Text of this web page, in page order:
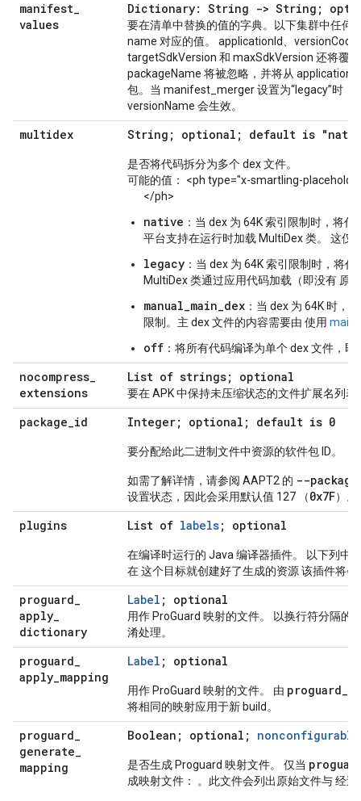
manifest_
values
Dictionary: String -> String;
要在清单中替换的值的字典。以下集群中任何
name 对应的值。 applicationId、
targetSdkVersion 和 maxSdkVersion 还将覆
packageName 将被忽略，并将从
包。当 manifest_merger 设置为“legacy”时，
versionName 会生效。
multidex String; optional; default is
是否将代码拆分为多个 dex 文件。
可能的值： <ph type="x-smartling-
</ph>
native ：当 dex 为 64K 索引限制时，将
平台支持在运行时加载 MultiDex 类。 这仅
legacy ：当 dex 为 64K 索引限制时，将
MultiDex 类通过应用代码加载（即没有 原
manual_main_dex ：当 dex 为 64K 时，
限制。主 dex 文件的内容需要由 使用
off ：将所有代码编译为单个 dex 文件，
nocompress_
extensions
List of strings; optional
要在 APK 中保持未压缩状态的文件扩展名列表
package_id Integer; optional; default is 0
要分配给此二进制文件中资源的软件包 ID。
如需了解详情，请参阅 AAPT2 的 --
设置状态，因此会采用默认值 127 （0x7F）。
plugins List of labels; optional
在编译时运行的 Java 编译器插件。 以下列中
在 这个目标就创建好了生成的资源 该插件将
proguard_
apply_
dictionary
Label ; optional
用作 ProGuard 映射的文件。 以换行符分隔的
淆处理。
proguard_
apply_mapping
Label ; optional
用作 ProGuard 映射的文件。 由 proguard_
将相同的映射应用于新 build。
proguard_
generate_
mapping
Boolean; optional; nonconfigurable
是否生成 Proguard 映射文件。 仅当
成映射文件： 。此文件会列出原始文件与 经